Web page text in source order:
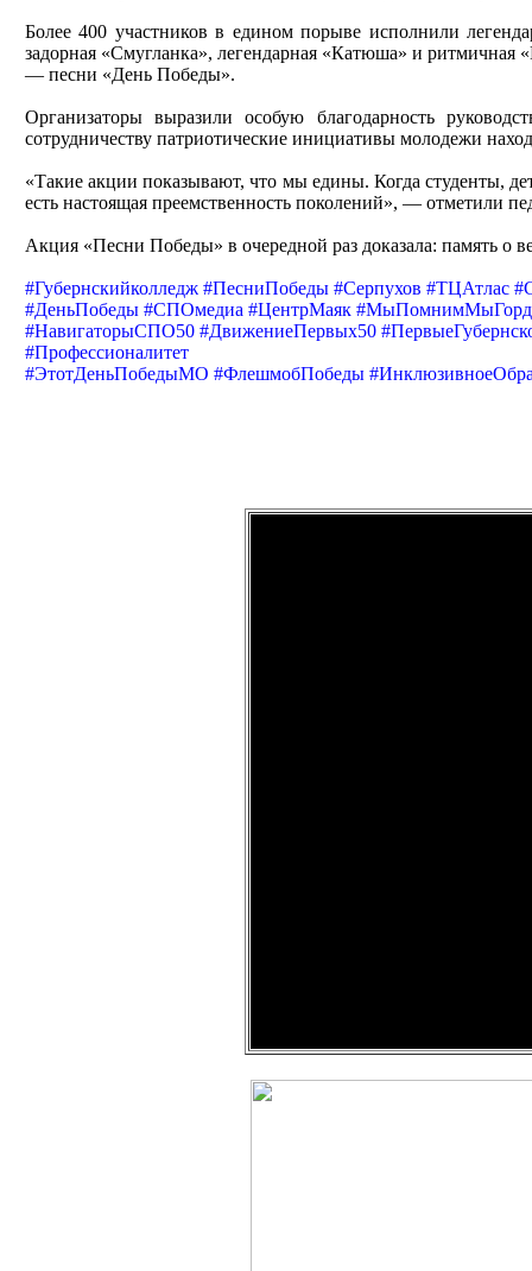
Более 400 участников в едином порыве исполнили
задорная «Смугланка», легендарная «Катюша» и
— песни «День Победы».
Организаторы выразили особую благодарность
сотрудничеству патриотические инициативы молодежи
«Такие акции показывают, что мы едины. Когда студенты,
есть настоящая преемственность поколений», — отметили
Акция «Песни Победы» в очередной раз доказала: память о
#Губернскийколледж #ПесниПобеды #Серпухов #ТЦАтлас
#ДеньПобеды #СПОмедиа #ЦентрМаяк
#НавигаторыСПО50 #ДвижениеПервых50
#Профессионалитет
#ЭтотДеньПобедыМО #ФлешмобПобеды